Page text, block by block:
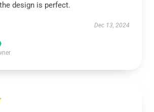
design is perfect.
Dec 13, 2024